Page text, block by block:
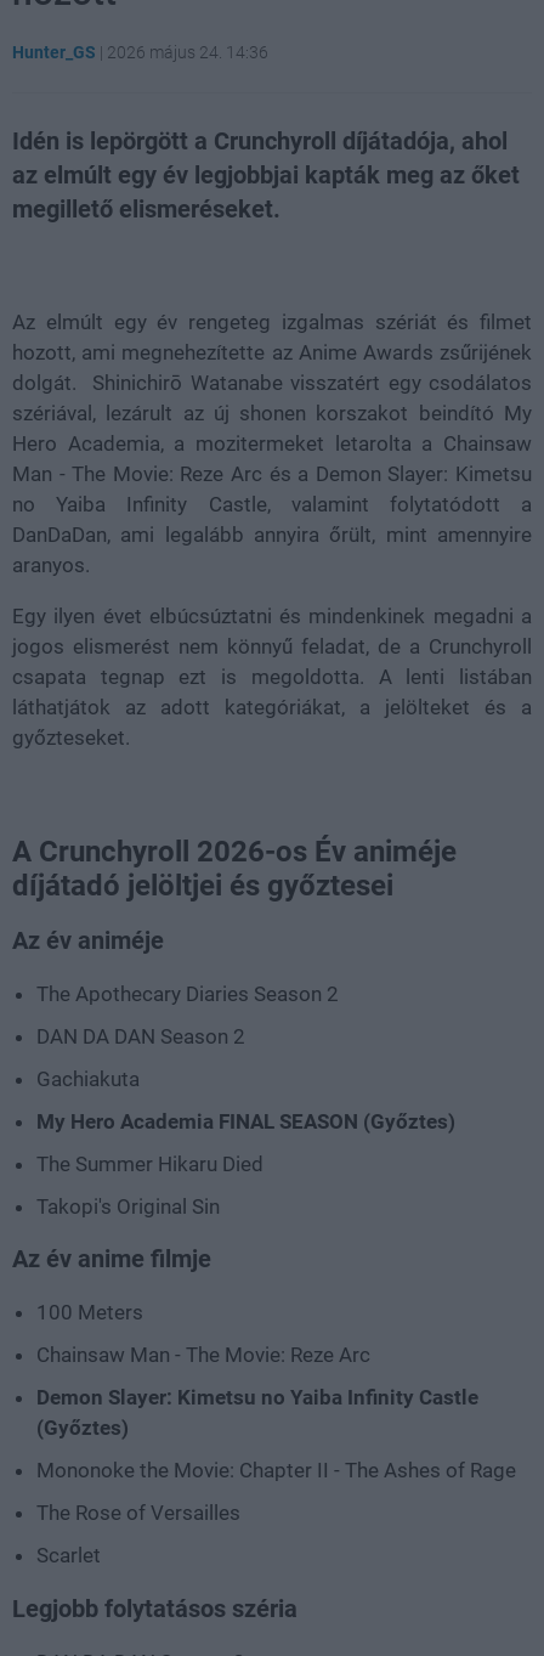
Hunter_GS | 2026 május 24. 14:36
Idén is lepörgött a Crunchyroll díjátadója, ahol
az elmúlt egy év legjobbjai kapták meg az őket
megillető elismeréseket.
Az elmúlt egy év rengeteg izgalmas szériát és filmet
hozott, ami megnehezítette az Anime Awards zsűrijének
dolgát. Shinichirō Watanabe visszatért egy csodálatos
szériával, lezárult az új shonen korszakot beindító My
Hero Academia, a mozitermeket letarolta a Chainsaw
Man - The Movie: Reze Arc és a Demon Slayer: Kimetsu
no Yaiba Infinity Castle, valamint folytatódott a
DanDaDan, ami legalább annyira őrült, mint amennyire
aranyos.
Egy ilyen évet elbúcsúztatni és mindenkinek megadni a
jogos elismerést nem könnyű feladat, de a Crunchyroll
csapata tegnap ezt is megoldotta. A lenti listában
láthatjátok az adott kategóriákat, a jelölteket és a
győzteseket.
A Crunchyroll 2026-os Év animéje
díjátadó jelöltjei és győztesei
Az év animéje
The Apothecary Diaries Season 2
DAN DA DAN Season 2
Gachiakuta
My Hero Academia FINAL SEASON (Győztes)
The Summer Hikaru Died
Takopi's Original Sin
Az év anime filmje
100 Meters
Chainsaw Man - The Movie: Reze Arc
Demon Slayer: Kimetsu no Yaiba Infinity Castle
(Győztes)
Mononoke the Movie: Chapter II - The Ashes of Rage
The Rose of Versailles
Scarlet
Legjobb folytatásos széria